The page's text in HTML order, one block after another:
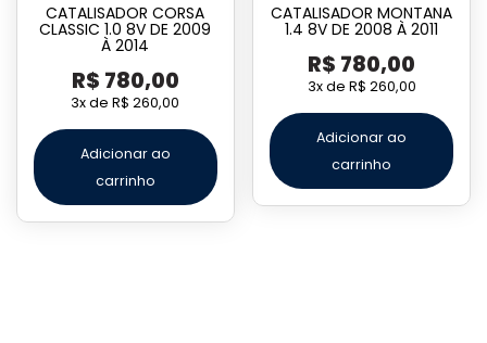
CATALISADOR CORSA
CLASSIC 1.0 8V DE 2009
À 2014
R$ 780,00
3x deR$ 260,00
Adicionar ao
carrinho
CATALISADOR MONTANA
1.4 8V DE 2008 À 2011
R$ 780,00
3x de R$ 260,00
Adicionar ao
carrinho